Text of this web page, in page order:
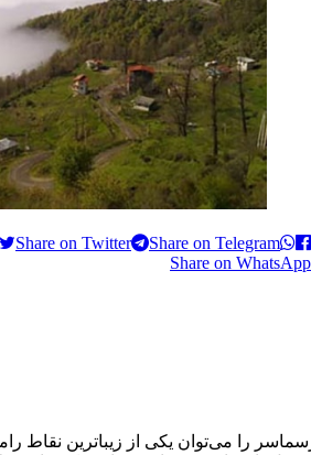
Share on Twitter
Share on Telegram
Share on WhatsApp
را می‌توان یکی از زیباترین نقاط